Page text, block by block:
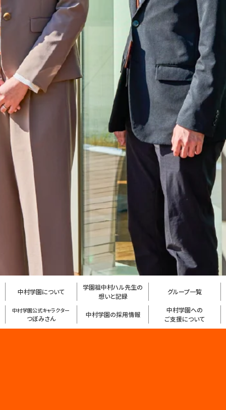
中村学園について
学園祖中村ハル先生の
想いと記録
グループ一覧
中村学園公式キャラクター
つぼみさん 中村学園の採用情報
中村学園への
ご支援について